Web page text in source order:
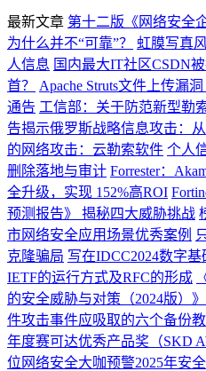
最新文章 第十二版《网络安全
为什么并不“可靠”？
虹膜写真
人信息 国内最大IT社区CSDN
首？
Apache Struts文件上传漏
通告 工信部：关于防范新型勒
告揭示俄罗斯战略信息攻击：
的网络攻击：云勒索软件 个人
删除落地与审计 Forrester：
全升级，实现 152%高ROI
预测报告》 揭秘四大威胁挑战
市网络安全应用场景优秀案例
克隆骗局 写在IDCC2024数字
IETF的运行方式及RFC的形成
的安全威胁与对策（2024版）
件攻击事件应吸取的六个备份教
年度赛可达优秀产品奖（SKD
位网络安全大咖预警2025年安